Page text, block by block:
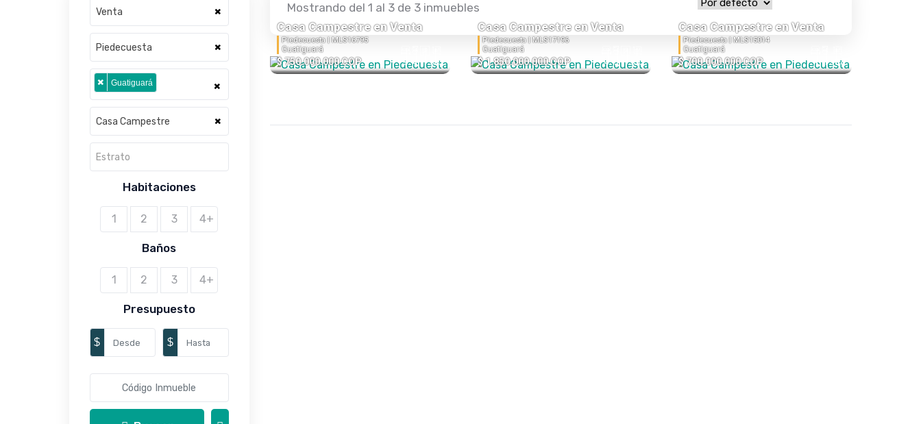
×
Venta
×
Piedecuesta
×
× Guatiguará
×
Casa Campestre
Estrato
Habitaciones
1 2 3 4+
Baños
1 2 3 4+
Presupuesto
$ $
Mostrando del 1 al 3 de 3 inmuebles
Casa Campestre en Venta
Piedecuesta | MLS16795
Guatiguará
$ 750.000.000 COP 5 4 1 350
Casa Campestre en Venta
Piedecuesta | MLS17196
Guatiguará
$ 1.850.000.000 COP 4 5 1 330
Casa Campestre en Venta
Piedecuesta |MLS15014
Guatiguará
$ 700.000.000 COP 1 1 906